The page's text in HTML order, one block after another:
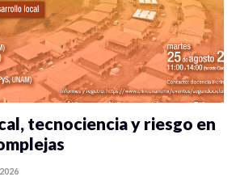
tecnociencia y riesgo en